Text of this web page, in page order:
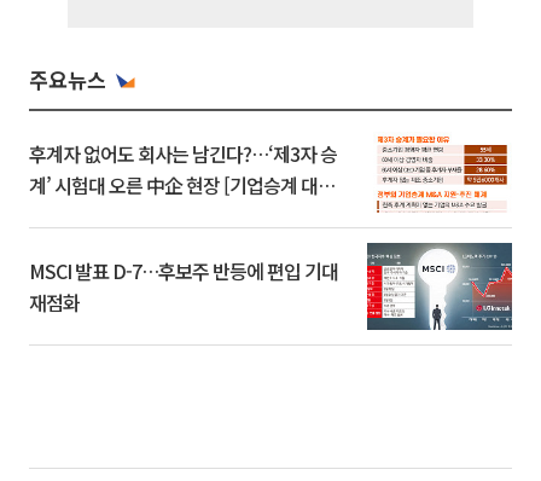
주요뉴스
후계자 없어도 회사는 남긴다?…‘제3자 승
계’ 시험대 오른 中企 현장 [기업승계 대전
MSCI 발표 D-7…후보주 반등에 편입 기대
재점화